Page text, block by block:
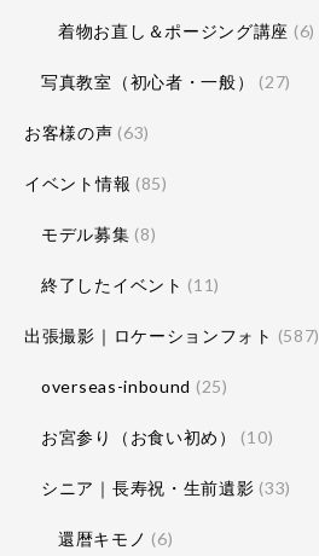
着物お直し＆ポージング講座 (6)
写真教室（初心者・一般） (27)
お客様の声 (63)
イベント情報 (85)
モデル募集 (8)
終了したイベント (11)
出張撮影｜ロケーションフォト (587)
overseas-inbound (25)
お宮参り（お食い初め） (10)
シニア｜長寿祝・生前遺影 (33)
還暦キモノ (6)